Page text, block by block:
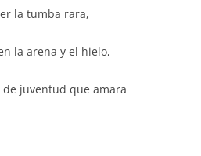
la tumba rara,
la arena y el hielo,
juventud que amara